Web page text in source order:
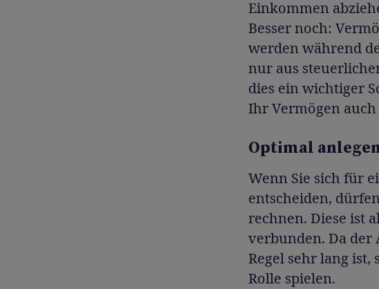
Einkommen
Besser noch:
werden während
nur aus
dies ein wichtiger
Ihr Vermögen auch
Optimal
Wenn Sie sich für
entscheiden,
rechnen. Diese ist
verbunden. Da
Regel sehr lang
Rolle spielen.